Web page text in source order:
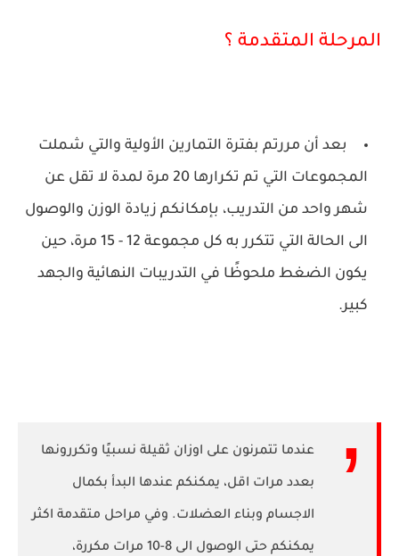
المرحلة المتقدمة ؟
بعد أن مررتم بفترة التمارين الأولية والتي شملت
المجموعات التي تم تكرارها 20 مرة لمدة لا تقل عن
شهر واحد من التدريب، بإمكانكم زيادة الوزن والوصول
الى الحالة التي تتكرر به كل مجموعة 12 - 15 مرة، حين
يكون الضغط ملحوظًا في التدريبات النهائية والجهد
كبير.
عندما تتمرنون على اوزان ثقيلة نسبيًا وتكررونها
بعدد مرات اقل، يمكنكم عندها البدأ بكمال
الاجسام وبناء العضلات. وفي مراحل متقدمة اكثر
يمكنكم حتى الوصول الى 8-10 مرات مكررة،